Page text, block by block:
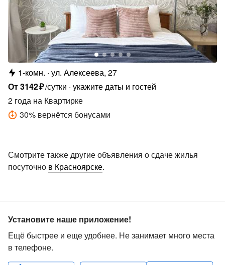
1-комн. ул. Алексеева, 27
От3142₽/сутки укажите даты и гостей
2 года на Квартирке
30% вернётся бонусами
Смотрите также другие объявления о сдаче жилья
посуточно в Красноярске.
Установите наше приложение!
Ещё быстрее и еще удобнее. Не занимает много места
в телефоне.